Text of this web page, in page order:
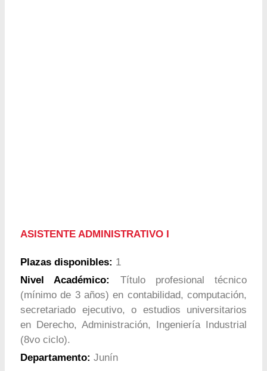
ASISTENTE ADMINISTRATIVO I
Plazas disponibles: 1
Nivel Académico:
Título profesional técnico
(mínimo de 3 años) en contabilidad, computación,
secretariado ejecutivo, o estudios universitarios
en Derecho, Administración, Ingeniería Industrial
(8vo ciclo).
Departamento: Junín